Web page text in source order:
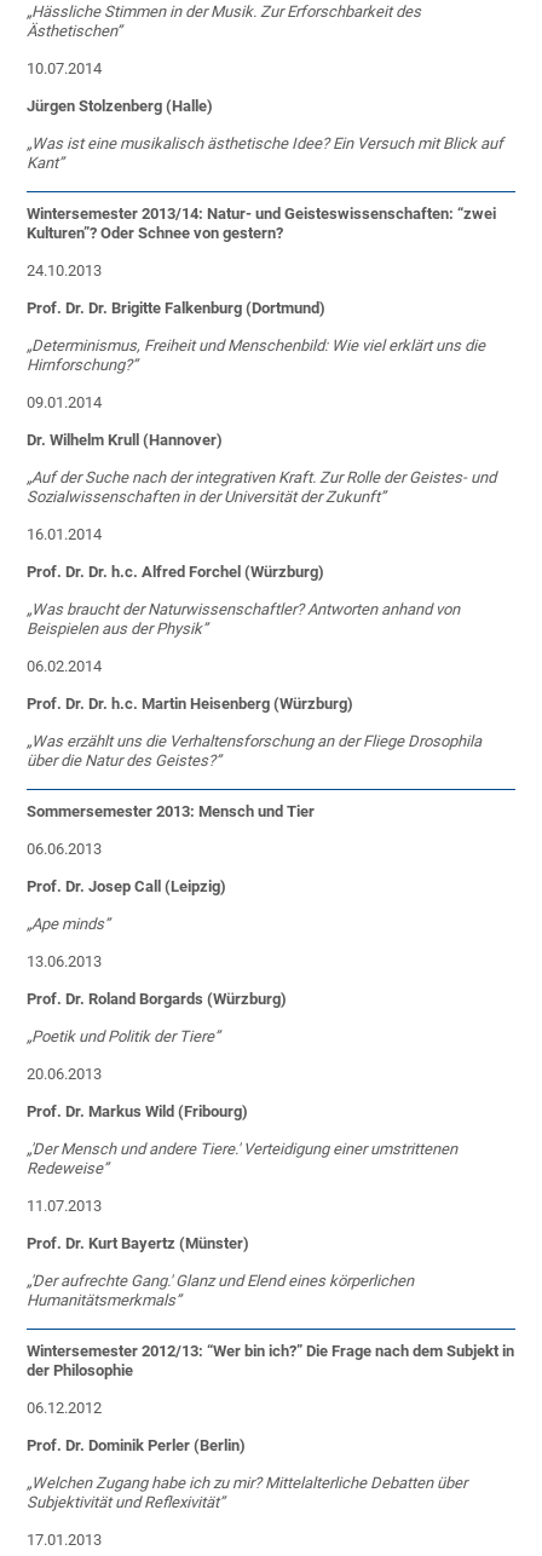
„Hässliche Stimmen in der Musik. Zur Erforschbarkeit des
Ästhetischen”
10.07.2014
Jürgen Stolzenberg (Halle)
„Was ist eine musikalisch ästhetische Idee? Ein Versuch mit Blick auf
Kant”
Wintersemester 2013/14: Natur- und Geisteswissenschaften: “zwei
Kulturen”? Oder Schnee von gestern?
24.10.2013
Prof. Dr. Dr. Brigitte Falkenburg (Dortmund)
„Determinismus, Freiheit und Menschenbild: Wie viel erklärt uns die
Hirnforschung?”
09.01.2014
Dr. Wilhelm Krull (Hannover)
„Auf der Suche nach der integrativen Kraft. Zur Rolle der Geistes- und
Sozialwissenschaften in der Universität der Zukunft”
16.01.2014
Prof. Dr. Dr. h.c. Alfred Forchel (Würzburg)
„Was braucht der Naturwissenschaftler? Antworten anhand von
Beispielen aus der Physik”
06.02.2014
Prof. Dr. Dr. h.c. Martin Heisenberg (Würzburg)
„Was erzählt uns die Verhaltensforschung an der Fliege Drosophila
über die Natur des Geistes?”
Sommersemester 2013: Mensch und Tier
06.06.2013
Prof. Dr. Josep Call (Leipzig)
„Ape minds”
13.06.2013
Prof. Dr. Roland Borgards (Würzburg)
„Poetik und Politik der Tiere”
20.06.2013
Prof. Dr. Markus Wild (Fribourg)
„'Der Mensch und andere Tiere.' Verteidigung einer umstrittenen
Redeweise”
11.07.2013
Prof. Dr. Kurt Bayertz (Münster)
„'Der aufrechte Gang.' Glanz und Elend eines körperlichen
Humanitätsmerkmals”
Wintersemester 2012/13: “Wer bin ich?” Die Frage nach dem Subjekt in
der Philosophie
06.12.2012
Prof. Dr. Dominik Perler (Berlin)
„Welchen Zugang habe ich zu mir? Mittelalterliche Debatten über
Subjektivität und Reflexivität”
17.01.2013